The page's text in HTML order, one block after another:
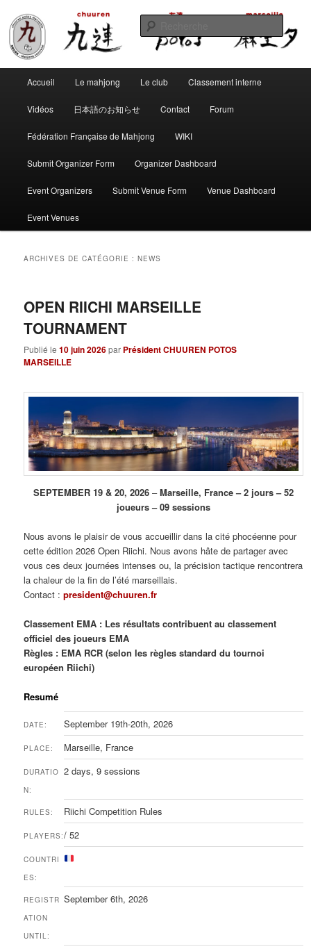
contenu
principal
contenu
secondaire
Chuuren potos Marseille – Mahjong
convivial
principal
Accueil Le mahjong Le club Classement interne
Vidéos 日本語のお知らせ Contact Forum
Fédération Française de Mahjong WIKI
Submit Organizer Form Organizer Dashboard
Event Organizers Submit Venue Form Venue Dashboard
Event Venues
ARCHIVES DE CATÉGORIE :NEWS
OPEN RIICHI MARSEILLE
TOURNAMENT
Publié le10 juin 2026par Président CHUUREN POTOS
MARSEILLE
SEPTEMBER 19 & 20, 2026 –Marseille, France – 2 jours – 52
joueurs – 09 sessions
Nous avons le plaisir de vous accueillir dans la cité phocéenne pour
cette édition 2026 Open Riichi. Nous avons hâte de partager avec
vous ces deux journées intenses ou, la précision tactique rencontrera
la chaleur de la fin de l’été marseillais.
Contact :president@chuuren.fr
Classement EMA : Les résultats contribuent au classement
officiel des joueurs EMA
Règles : EMA RCR (selon les règles standard du tournoi
européen Riichi)
Resumé
DATE: September 19th-20th, 2026
PLACE: Marseille, France
DURATIO
N:
2 days, 9 sessions
RULES: Riichi Competition Rules
PLAYERS:/ 52
COUNTRI
ES:
REGISTR
ATION
UNTIL:
September 6th, 2026